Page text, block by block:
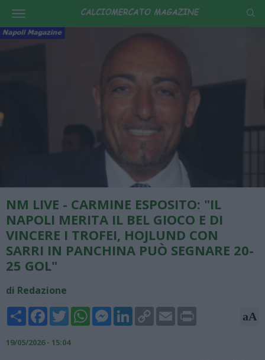
NM LIVE - CARMINE ESPOSITO: "IL
NAPOLI MERITA IL BEL GIOCO E DI
VINCERE I TROFEI, HOJLUND CON
SARRI IN PANCHINA PUÒ SEGNARE 20-
25 GOL"
di Redazione
Share FacebookTwitterWhatsAppMessengerLinkedInCopy
Link
Email aA
19/05/2026 - 15:04